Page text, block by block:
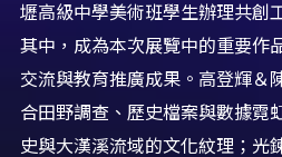
壢高級中學美術班學生辦理共創
其中，成為本次展覽中的重要作
交流與教育推廣成果。高登輝＆
合田野調查、歷史檔案與數據霓
史與大漢溪流域的文化紋理；光